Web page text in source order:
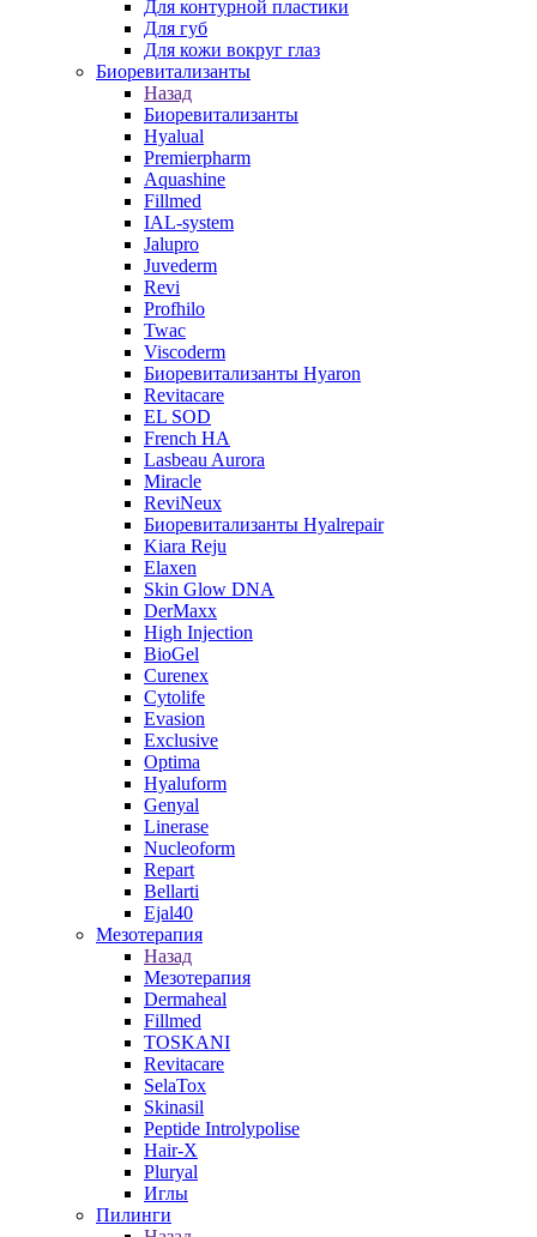
Для контурной пластики
Для губ
Для кожи вокруг глаз
Биоревитализанты
Назад
Биоревитализанты
Hyalual
Premierpharm
Aquashine
Fillmed
IAL-system
Jalupro
Juvederm
Revi
Profhilo
Twac
Viscoderm
Биоревитализанты Hyaron
Revitacare
EL SOD
French HA
Lasbeau Aurora
Miracle
ReviNeux
Биоревитализанты Hyalrepair
Kiara Reju
Elaxen
Skin Glow DNA
DerMaxx
High Injection
BioGel
Curenex
Cytolife
Evasion
Exclusive
Optima
Hyaluform
Genyal
Linerase
Nucleoform
Repart
Bellarti
Ejal40
Мезотерапия
Назад
Мезотерапия
Dermaheal
Fillmed
TOSKANI
Revitacare
SelaTox
Skinasil
Peptide Introlypolise
Hair-X
Pluryal
Иглы
Пилинги